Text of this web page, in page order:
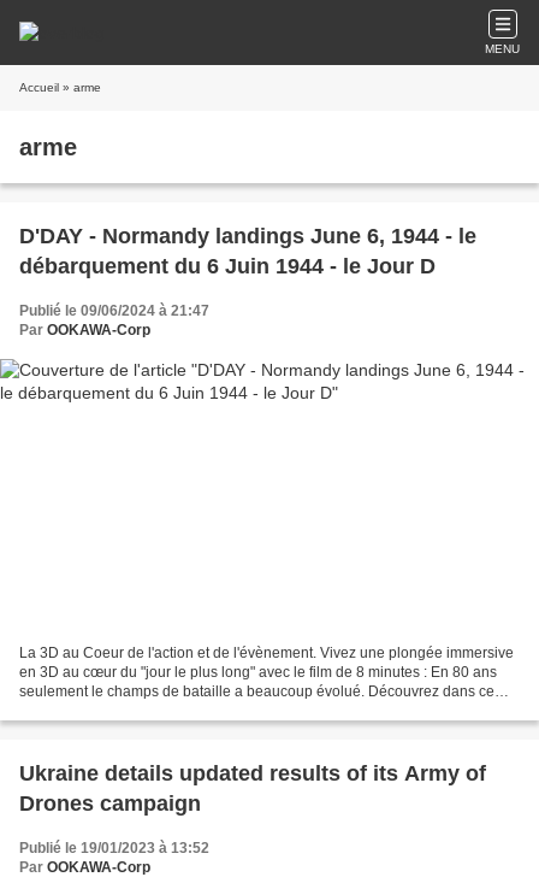
MENU
Accueil » arme
arme
D'DAY - Normandy landings June 6, 1944 - le
débarquement du 6 Juin 1944 - le Jour D
Publié le 09/06/2024 à 21:47
Par OOKAWA-Corp
La 3D au Coeur de l'action et de l'évènement. Vivez une plongée immersive
en 3D au cœur du "jour le plus long" avec le film de 8 minutes : En 80 ans
seulement le champs de bataille a beaucoup évolué. Découvrez dans ce
Ukraine details updated results of its Army of
Drones campaign
Publié le 19/01/2023 à 13:52
Par OOKAWA-Corp